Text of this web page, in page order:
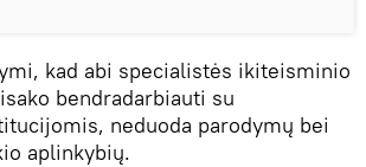
kad abi specialistės ikiteisminio
bendradarbiauti su
neduoda parodymų bei
aplinkybių.